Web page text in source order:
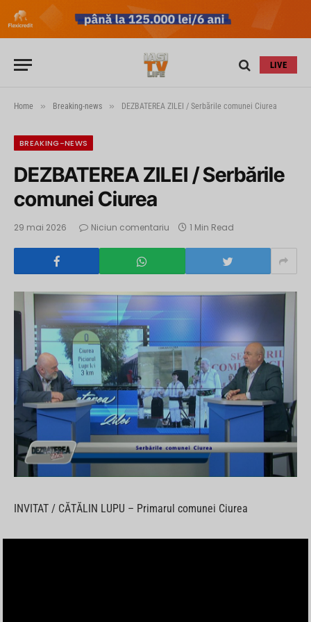
LIVE
Home » Breaking-news » DEZBATEREA ZILEI / Serbările comunei Ciurea
BREAKING-NEWS
DEZBATEREA ZILEI / Serbările
comunei Ciurea
29 mai 2026 Niciun comentariu 1 Min Read
INVITAT / CĂTĂLIN LUPU – Primarul comunei Ciurea